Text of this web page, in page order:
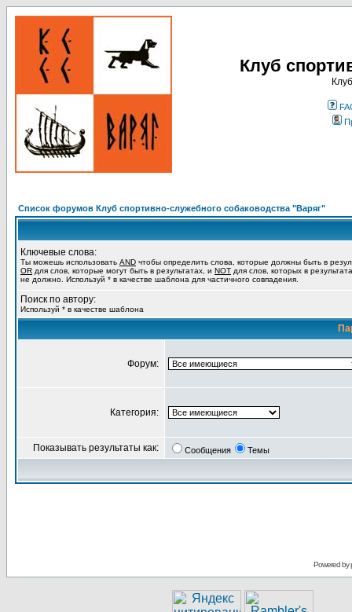
Клуб
Список форумов Клуб спортивно-служебного собаководства "Варяг"
Ключевые слова:
Ты можешь использовать AND чтобы определить слова, которые должны быть в
OR для слов, которые могут быть в результатах, и NOT для слов, которых в
не должно. Используй * в качестве шаблона для частичного совпадения.
Поиск по автору:
Используй * в качестве шаблона
Форум:
Категория:
Показывать результаты как: Сообщения Темы
Powered by